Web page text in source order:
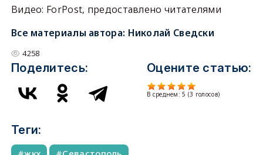
Видео: ForPost, предоставлено читателями
Все материалы автора: Николай Сведски
4258
Поделитесь: Оцените статью:
В среднем:5 (3 голосов)
Теги: